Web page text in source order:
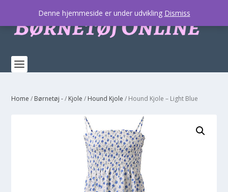
Home / Børnetøj -/ Kjole / Hound Kjole / Hound Kjole – Light Blue
Denne hjemmeside er under udvikling Dismiss